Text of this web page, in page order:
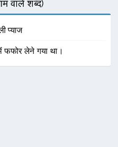
वाले शब्द)
प्याज
लेने गया था।